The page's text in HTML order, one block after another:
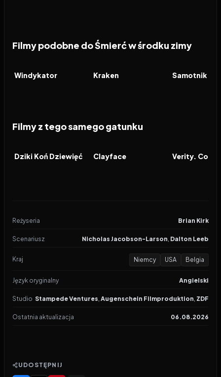
Filmy podobne do Śmierć w środku zimy
FILM
Windykator FILM
Kraken FILM
Samotnik
Filmy z tego samego gatunku
FILM
Dziki Koń Dziewięć FILM
Clayface FILM
Reżyseria Brian Kirk
Scenariusz Nicholas Jacobson-Larson, Dalton Leeb
Kraj Niemcy USA Belgia
Język oryginalny Angielski
Studio Stampede Ventures, Augenschein Filmproduktion, ZDF
Ostatnia aktualizacja 06.08.2026
UDOSTĘPNIJ